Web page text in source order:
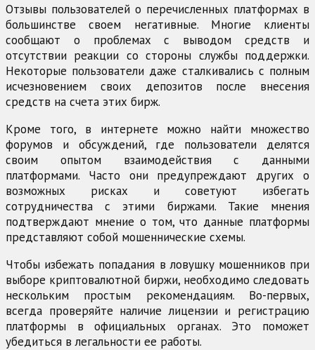
Отзывы пользователей о перечисленных платформах в
большинстве своем негативные. Многие клиенты
сообщают о проблемах с выводом средств и
отсутствии реакции со стороны службы поддержки.
Некоторые пользователи даже сталкивались с полным
исчезновением своих депозитов после внесения
средств на счета этих бирж.
Кроме того, в интернете можно найти множество
форумов и обсуждений, где пользователи делятся
своим опытом взаимодействия с данными
платформами. Часто они предупреждают других о
возможных рисках и советуют избегать
сотрудничества с этими биржами. Такие мнения
подтверждают мнение о том, что данные платформы
представляют собой мошеннические схемы.
Чтобы избежать попадания в ловушку мошенников при
выборе криптовалютной биржи, необходимо следовать
нескольким простым рекомендациям. Во-первых,
всегда проверяйте наличие лицензии и регистрацию
платформы в официальных органах. Это поможет
убедиться в легальности ее работы.